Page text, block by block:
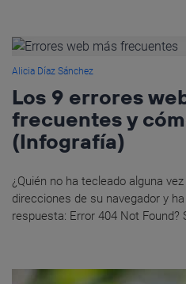
Alicia Díaz Sánchez
Los 9 errores
frecuentes y
(Infografía)
¿Quién no ha tecleado alguna
direcciones de su navegador y
respuesta: Error 404 Not Found?